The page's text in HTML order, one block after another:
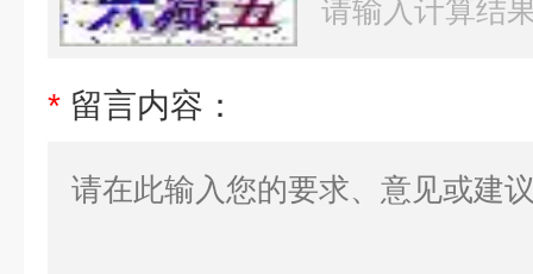
* 留言内容：